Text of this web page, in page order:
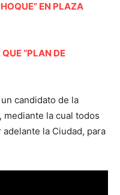
EN PLAZA
“PLAN DE
candidato de la
la cual todos
la Ciudad, para